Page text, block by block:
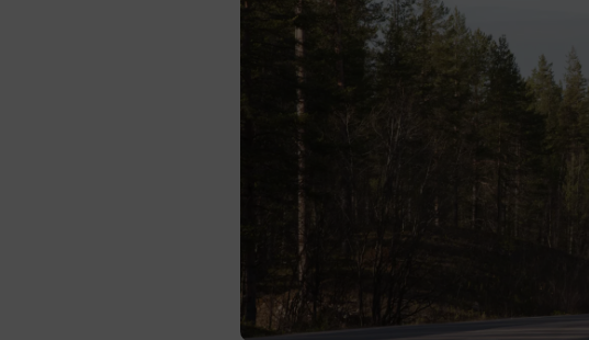
VISITOR_PRIVACY_METADATA
EPiStateMarker